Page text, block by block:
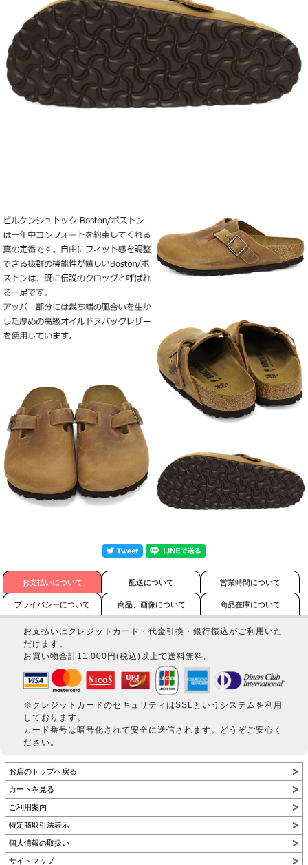
お支払いについて 配送について 営業時間について
プライバシーについて 商品、画像について 商品在庫について
お支払いはクレジットカード・代金引換・銀行振込がご利用いた
だけます。
お買い物合計11,000円(税込)以上で送料無料。
※クレジットカードのセキュリティはSSLというシステムを利用
しております。
カード番号は暗号化されて安全に送信されます。どうぞご安心く
ださい。
お店のトップへ戻る
カートを見る
ご利用案内
特定商取引法表示
個人情報の取扱い
サイトマップ